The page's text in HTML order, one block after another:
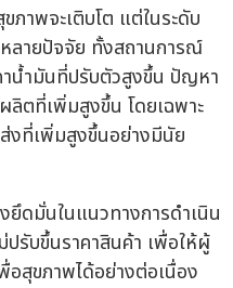
ภาพจะเติบโต แต่ในระดับ
ลายปัจจัย ทั้งสถานการณ์
าน้ำมันที่ปรับตัวสูงขึ้น ปัญหา
ตที่เพิ่มสูงขึ้น โดยเฉพาะ
งที่เพิ่มสูงขึ้นอย่างมีนัย
ยึดมั่นในแนวทางการดำเนิน
รับขึ้นราคาสินค้า เพื่อให้ผู้
อสุขภาพได้อย่างต่อเนื่อง